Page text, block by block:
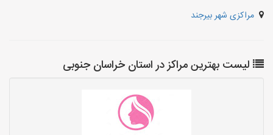
مراکزی شهر بیرجند
لیست بهترین مراکز در استان خراسان جنوبی